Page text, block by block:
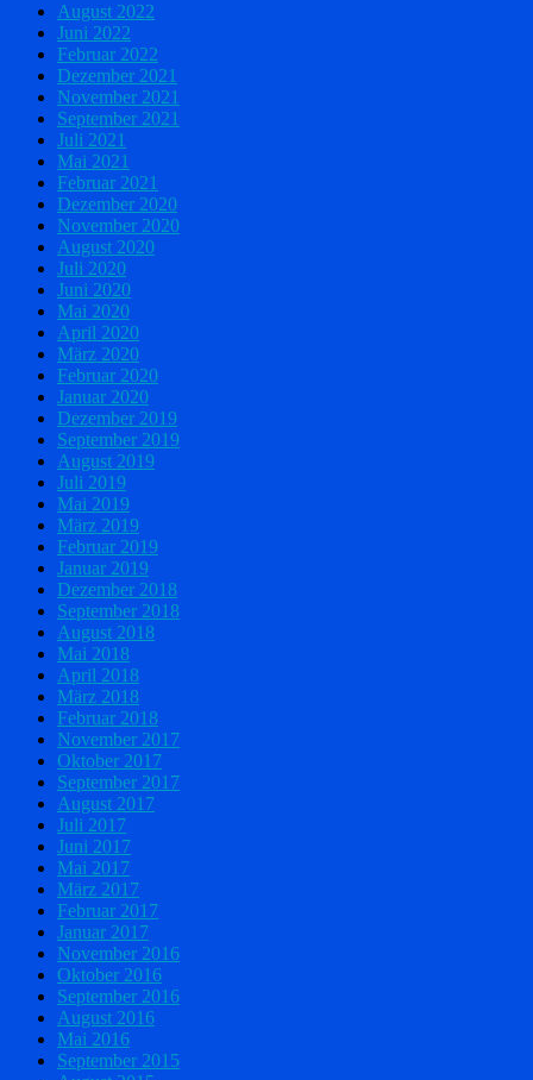
August 2022
Juni 2022
Februar 2022
Dezember 2021
November 2021
September 2021
Juli 2021
Mai 2021
Februar 2021
Dezember 2020
November 2020
August 2020
Juli 2020
Juni 2020
Mai 2020
April 2020
März 2020
Februar 2020
Januar 2020
Dezember 2019
September 2019
August 2019
Juli 2019
Mai 2019
März 2019
Februar 2019
Januar 2019
Dezember 2018
September 2018
August 2018
Mai 2018
April 2018
März 2018
Februar 2018
November 2017
Oktober 2017
September 2017
August 2017
Juli 2017
Juni 2017
Mai 2017
März 2017
Februar 2017
Januar 2017
November 2016
Oktober 2016
September 2016
August 2016
Mai 2016
September 2015